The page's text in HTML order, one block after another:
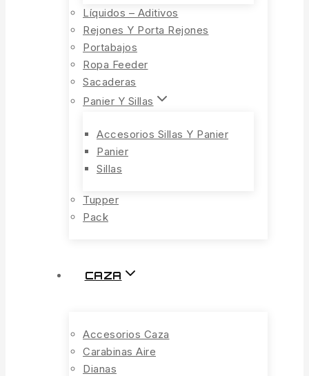
Líquidos – Aditivos
Rejones Y Porta Rejones
Portabajos
Ropa Feeder
Sacaderas
Panier Y Sillas
Accesorios Sillas Y Panier
Panier
Sillas
Tupper
Pack
CAZA
Accesorios Caza
Carabinas Aire
Dianas